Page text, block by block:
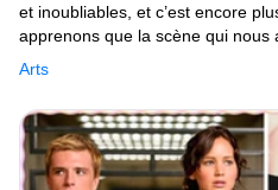
Arts
et inoubliables, et c’est encore
apprenons que la scène qui nous
ou celle qui nous a fait mal au
les scènes improvisées existent
de Margot Robbie avec Brad
prochainement en France.
d’embrasser Brad Pitt ? Je vais
l’actrice à ce sujet.